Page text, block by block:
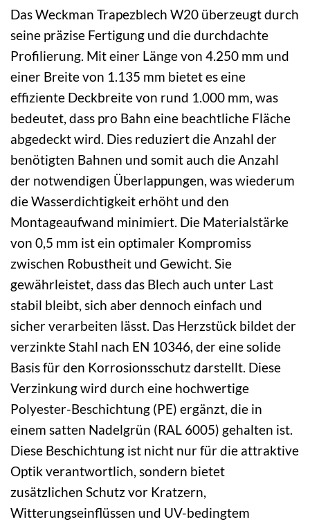
Das Weckman Trapezblech W20 überzeugt durch
seine präzise Fertigung und die durchdachte
Profilierung. Mit einer Länge von 4.250 mm und
einer Breite von 1.135 mm bietet es eine
effiziente Deckbreite von rund 1.000 mm, was
bedeutet, dass pro Bahn eine beachtliche Fläche
abgedeckt wird. Dies reduziert die Anzahl der
benötigten Bahnen und somit auch die Anzahl
der notwendigen Überlappungen, was wiederum
die Wasserdichtigkeit erhöht und den
Montageaufwand minimiert. Die Materialstärke
von 0,5 mm ist ein optimaler Kompromiss
zwischen Robustheit und Gewicht. Sie
gewährleistet, dass das Blech auch unter Last
stabil bleibt, sich aber dennoch einfach und
sicher verarbeiten lässt. Das Herzstück bildet der
verzinkte Stahl nach EN 10346, der eine solide
Basis für den Korrosionsschutz darstellt. Diese
Verzinkung wird durch eine hochwertige
Polyester-Beschichtung (PE) ergänzt, die in
einem satten Nadelgrün (RAL 6005) gehalten ist.
Diese Beschichtung ist nicht nur für die attraktive
Optik verantwortlich, sondern bietet
zusätzlichen Schutz vor Kratzern,
Witterungseinflüssen und UV-bedingtem